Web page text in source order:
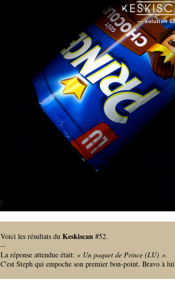
Voici les résultats du Keskiscan #52.
--
La réponse attendue était: « Un paquet de Prince (LU) ».
C'est Steph qui empoche son premier bon-point. Bravo à